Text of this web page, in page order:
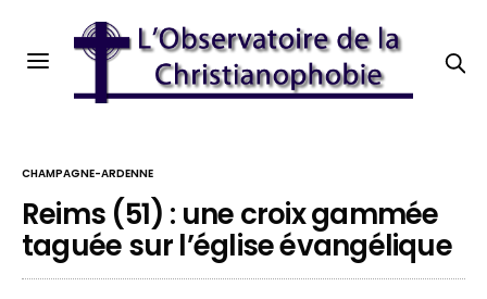
CHAMPAGNE-ARDENNE
Reims (51) : une croix gammée
taguée sur l’église évangélique